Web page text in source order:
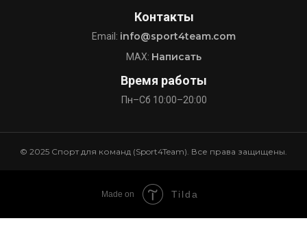
Контакты
Email: info@sport4team.com
MAX: Написать
Время работы
Пн–Сб 10:00–20:00
© 2025 Спорт для команд (Sport4Team). Все права защищены.
Made on Tilda